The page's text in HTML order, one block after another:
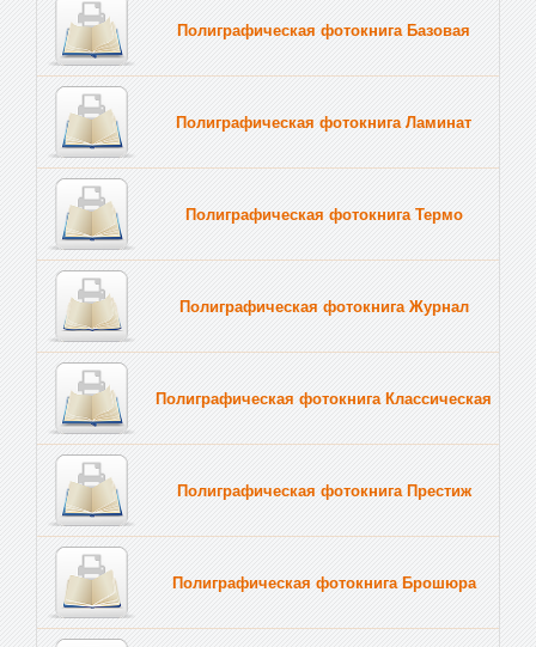
Полиграфическая фотокнига Базовая
Полиграфическая фотокнига Ламинат
Полиграфическая фотокнига Термо
Полиграфическая фотокнига Журнал
Полиграфическая фотокнига Классическая
Полиграфическая фотокнига Престиж
Полиграфическая фотокнига Брошюра